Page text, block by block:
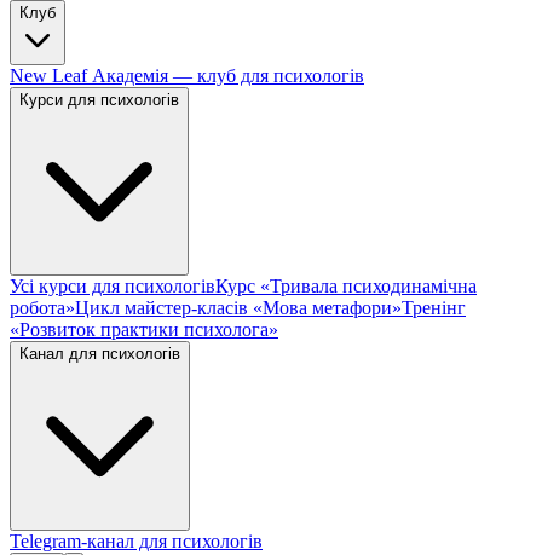
Клуб
New Leaf Академія — клуб для психологів
Курси для психологів
Усі курси для психологівКурс «Тривала психодинамічна
робота»Цикл майстер-класів «Мова метафори»Тренінг
«Розвиток практики психолога»
Канал для психологів
Telegram-канал для психологів